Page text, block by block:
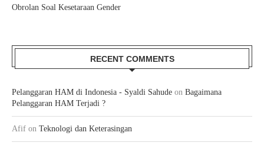
Obrolan Soal Kesetaraan Gender
RECENT COMMENTS
Pelanggaran HAM di Indonesia - Syaldi Sahude on Bagaimana
Pelanggaran HAM Terjadi ?
Afif on Teknologi dan Keterasingan